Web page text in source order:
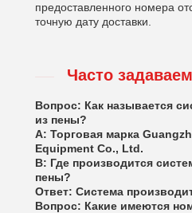
предоставленного номера
точную дату доставки.
Часто
Вопрос: Как называется
из пены?
A: Торговая марка
Equipment Co., Ltd.
В: Где производится
пены?
Ответ: Система
Вопрос: Какие имеются